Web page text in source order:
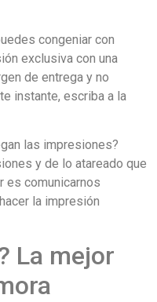
congeniar con
exclusiva con una
de entrega y no
instante, escriba a la
las impresiones?
y de lo atareado que
es comunicarnos
la impresión
La mejor